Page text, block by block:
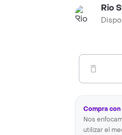
Rio
Compra
Nos
utilizar el